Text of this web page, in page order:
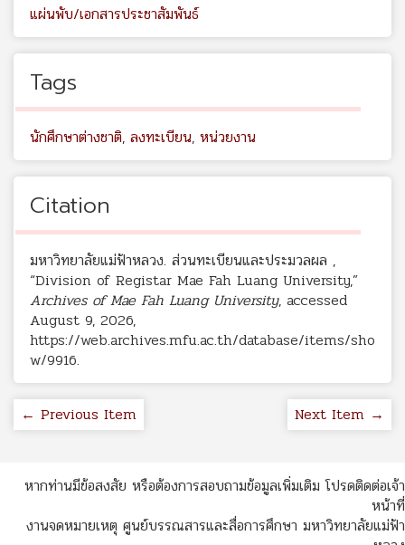
แผ่นพับ/เอกสารประชาสัมพันธ์
Tags
นักศึกษาต่างชาติ, ลงทะเบียน, หน่วยงาน
Citation
มหาวิทยาลัยแม่ฟ้าหลวง. ส่วนทะเบียนและประมวลผล ,
“Division of Registar Mae Fah Luang University,”
Archives of Mae Fah Luang University, accessed
August 9, 2026,
https://web.archives.mfu.ac.th/database/items/sho
w/9916.
← Previous Item Next Item →
หากท่านมีข้อสงสัย หรือต้องการสอบถามข้อมูลเพิ่มเติม โปรดติดต่อเจ้า
หน้าที่
งานจดหมายเหตุ ศูนย์บรรณสารและสื่อการศึกษา มหาวิทยาลัยแม่ฟ้า